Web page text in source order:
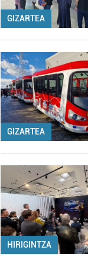
GIZARTEA
GIZARTEA
HIRIGINTZA